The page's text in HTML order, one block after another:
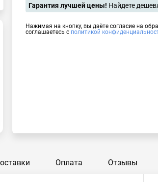
Гарантия лучшей цены! Найдете
Нажимая на кнопку, вы даёте согласие на
соглашаетесь с политикой
Оплата Отзывы